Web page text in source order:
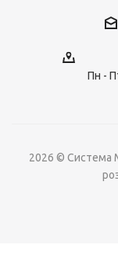
Пн -
2026 © Система